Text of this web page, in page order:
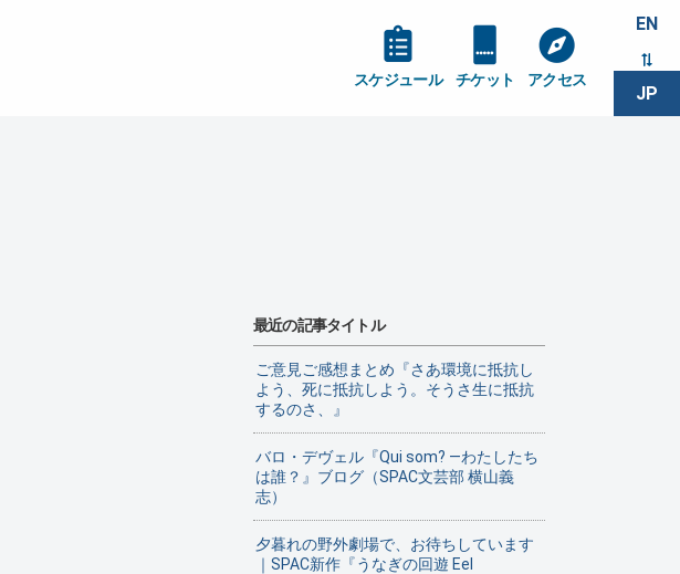
EN
JP
スケジュール チケット アクセス
最近の記事タイトル
ご意見ご感想まとめ『さあ環境に抵抗し
よう、死に抵抗しよう。そうさ生に抵抗
するのさ、』
バロ・デヴェル『Qui som? ―わたしたち
は誰？』ブログ（SPAC文芸部 横山義
志）
夕暮れの野外劇場で、お待ちしています
｜SPAC新作『うなぎの回遊 Eel